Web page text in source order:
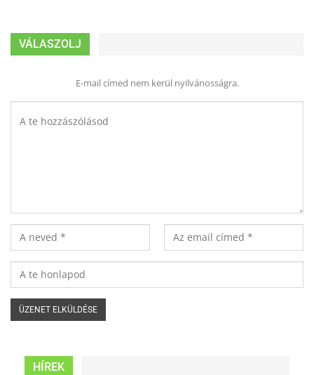
VÁLASZOLJ
E-mail címed nem kerül nyilvánosságra.
HÍREK